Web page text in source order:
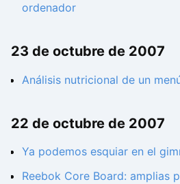
ordenador
23 de octubre de 2007
Análisis nutricional de un
22 de octubre de 2007
Ya podemos esquiar en el
Reebok Core Board: amplias